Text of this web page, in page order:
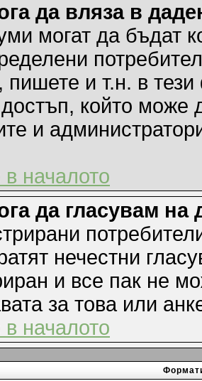
да вляза в
могат да бъдат
пишете и т.н. в
който може
и
началото
да гласувам на
нечестни
и все пак не
за това или
началото